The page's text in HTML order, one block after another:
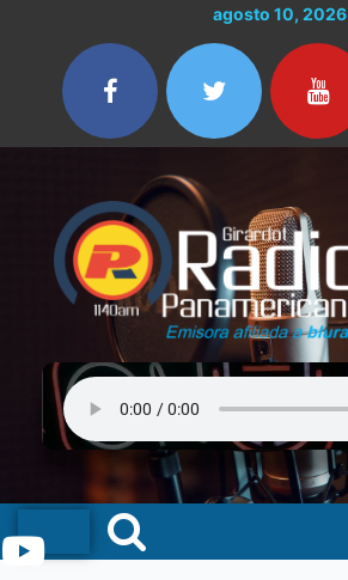
contenido
agosto 10, 2026
Menu